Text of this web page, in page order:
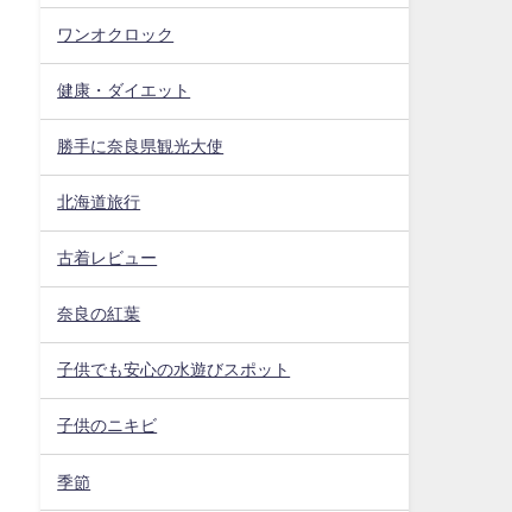
ワンオクロック
健康・ダイエット
勝手に奈良県観光大使
北海道旅行
古着レビュー
奈良の紅葉
子供でも安心の水遊びスポット
子供のニキビ
季節